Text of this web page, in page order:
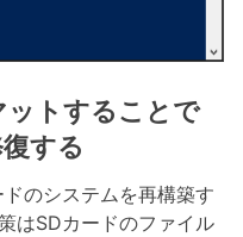
ットすることで
する
のシステムを再構築す
はSDカードのファイル